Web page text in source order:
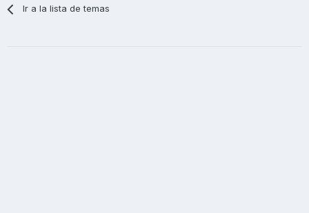
Ir a la lista de temas